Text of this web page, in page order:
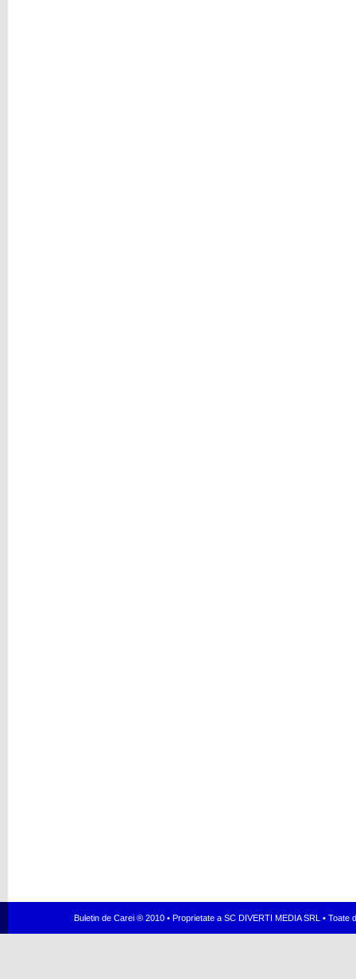
Buletin de Carei ® 2010 • Proprietate a SC DIVERTI MEDIA SRL •